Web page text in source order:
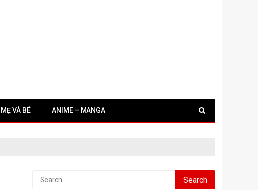
MẸ VÀ BÉ ANIME – MANGA
Search